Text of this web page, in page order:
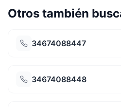
Otros también
34674088447
34674088448